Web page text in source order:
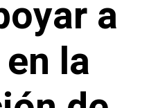
a
la